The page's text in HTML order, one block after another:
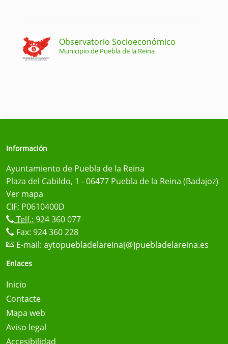
Observatorio Socioeconómico
Municipio de Puebla de la Reina
Información
Ayuntamiento de Puebla de la Reina
Plaza del Cabildo, 1 - 06477 Puebla de la Reina (Badajoz)
Ver mapa
CIF: P0610400D
Telf.: 924 360 077
Fax: 924 360 228
E-mail: aytopuebladelareina[@]puebladelareina.es
Enlaces
Inicio
Contacte
Mapa web
Aviso legal
Accesibilidad